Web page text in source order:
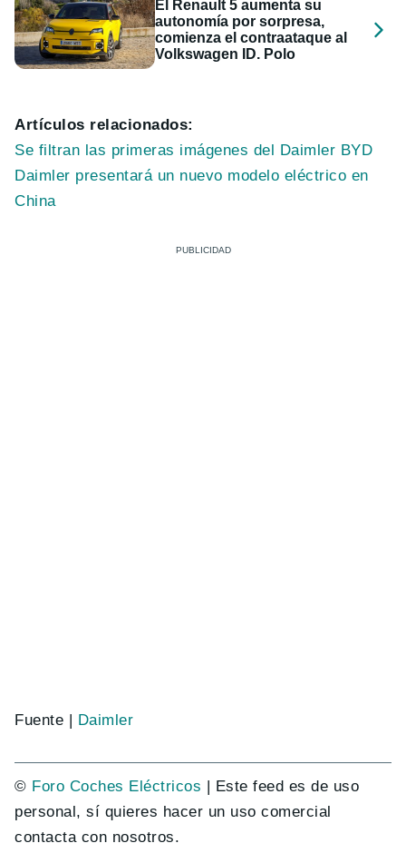
El Renault 5 aumenta su
autonomía por sorpresa,
comienza el contraataque al
Volkswagen ID. Polo
Artículos relacionados:
Se filtran las primeras imágenes del Daimler BYD
Daimler presentará un nuevo modelo eléctrico en
China
Fuente | Daimler
© Foro Coches Eléctricos | Este feed es de uso
personal, sí quieres hacer un uso comercial
contacta con nosotros.